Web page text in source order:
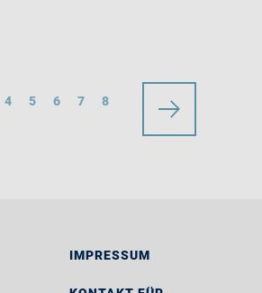
4 5 6 7 8
IMPRESSUM